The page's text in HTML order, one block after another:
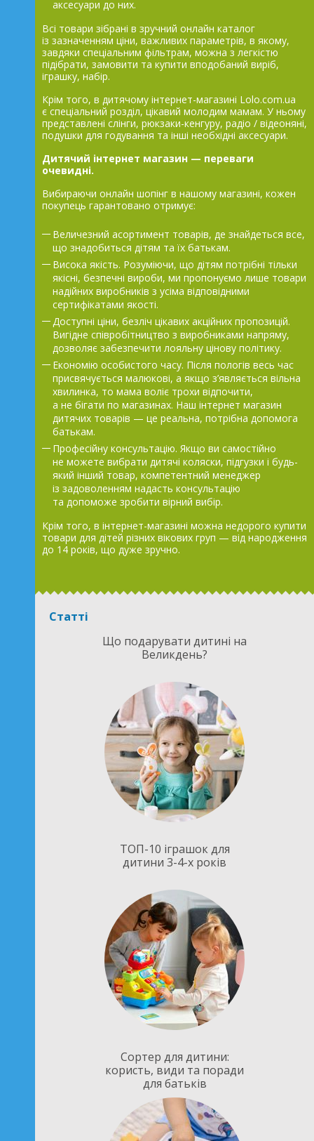
аксесуари до них.
Всі товари зібрані в зручний онлайн каталог
із зазначенням ціни, важливих параметрів, в якому,
завдяки спеціальним фільтрам, можна з легкістю
підібрати, замовити та купити вподобаний виріб,
іграшку, набір.
Крім того, в дитячому інтернет-магазині Lolo.com.ua
є спеціальний розділ, цікавий молодим мамам. У ньому
представлені слінги, рюкзаки-кенгуру, радіо / відеоняні,
подушки для годування та інші необхідні аксесуари.
Дитячий інтернет магазин — переваги
очевидні.
Вибираючи онлайн шопінг в нашому магазині, кожен
покупець гарантовано отримує:
Величезний асортимент товарів, де знайдеться все,
що знадобиться дітям та їх батькам.
Висока якість. Розуміючи, що дітям потрібні тільки
якісні, безпечні вироби, ми пропонуємо лише товари
надійних виробників з усіма відповідними
сертифікатами якості.
Доступні ціни, безліч цікавих акційних пропозицій.
Вигідне співробітництво з виробниками напряму,
дозволяє забезпечити лояльну цінову політику.
Економію особистого часу. Після пологів весь час
присвячується малюкові, а якщо з’являється вільна
хвилинка, то мама воліє трохи відпочити,
а не бігати по магазинах. Наш інтернет магазин
дитячих товарів — це реальна, потрібна допомога
батькам.
Професійну консультацію. Якщо ви самостійно
не можете вибрати дитячі коляски, підгузки і будь-
який інший товар, компетентний менеджер
із задоволенням надасть консультацію
та допоможе зробити вірний вибір.
Крім того, в інтернет-магазині можна недорого купити
товари для дітей різних вікових груп — від народження
до 14 років, що дуже зручно.
Статті
Що подарувати дитині на
Великдень?
ТОП-10 іграшок для
дитини 3-4-х років
Сортер для дитини:
користь, види та поради
для батьків